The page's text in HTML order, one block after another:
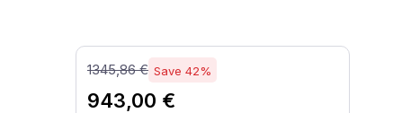
1345,86 € Save 42%
943,00 €